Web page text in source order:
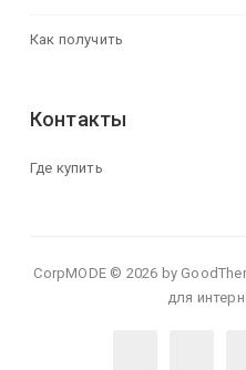
Как получить
Контакты
Где купить
CorpMODE © 2026 by
для